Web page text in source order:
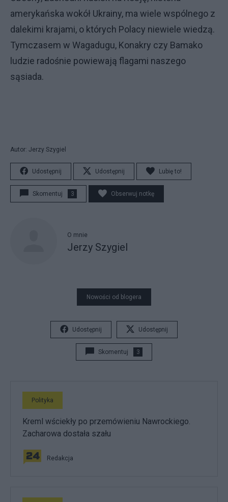
amerykańska wokół Ukrainy, ma wiele wspólnego z
dalekimi krajami, o których Polacy niewiele wiedzą.
Tymczasem w Wagadugu, Konakry czy Bamako
ludzie radośnie powiewają flagami naszego
sąsiada.
Autor: Jerzy Szygiel
Udostępnij Udostępnij Lubię to!
Skomentuj 3 Obserwuj notkę
O mnie
Jerzy Szygiel
Nowości od blogera
Udostępnij Udostępnij
Skomentuj 3
Polityka
Kreml wściekły po przemówieniu Nawrockiego.
Zacharowa dostała szału
Redakcja